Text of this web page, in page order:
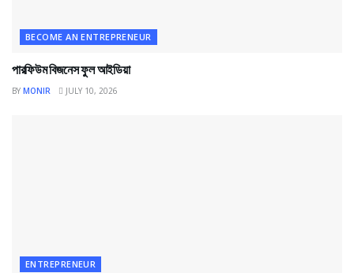
BECOME AN ENTREPRENEUR
পারফিউম বিজনেস ফুল আইডিয়া
BY MONIR JULY 10, 2026
ENTREPRENEUR